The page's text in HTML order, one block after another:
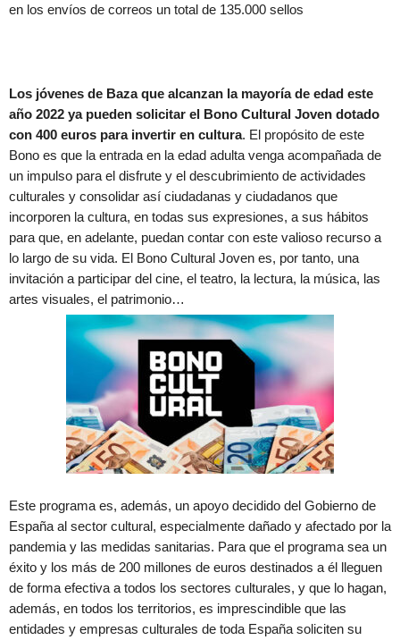
en los envíos de correos un total de 135.000 sellos
Los jóvenes de Baza que alcanzan la mayoría de edad este
año 2022 ya pueden solicitar el Bono Cultural Joven dotado
con 400 euros para invertir en cultura. El propósito de este
Bono es que la entrada en la edad adulta venga acompañada de
un impulso para el disfrute y el descubrimiento de actividades
culturales y consolidar así ciudadanas y ciudadanos que
incorporen la cultura, en todas sus expresiones, a sus hábitos
para que, en adelante, puedan contar con este valioso recurso a
lo largo de su vida. El Bono Cultural Joven es, por tanto, una
invitación a participar del cine, el teatro, la lectura, la música, las
artes visuales, el patrimonio…
Este programa es, además, un apoyo decidido del Gobierno de
España al sector cultural, especialmente dañado y afectado por la
pandemia y las medidas sanitarias. Para que el programa sea un
éxito y los más de 200 millones de euros destinados a él lleguen
de forma efectiva a todos los sectores culturales, y que lo hagan,
además, en todos los territorios, es imprescindible que las
entidades y empresas culturales de toda España soliciten su